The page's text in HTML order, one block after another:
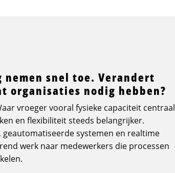
snel toe. Verandert
organisaties nodig hebben?
vroeger vooral fysieke capaciteit centraal
en flexibiliteit steeds belangrijker.
systemen en realtime
werk naar medewerkers die processen